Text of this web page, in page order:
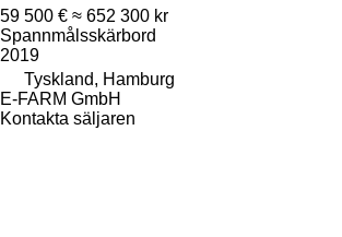
59 500 € ≈ 652 300 kr
Spannmålsskärbord
2019
Tyskland, Hamburg
E-FARM GmbH
Kontakta säljaren